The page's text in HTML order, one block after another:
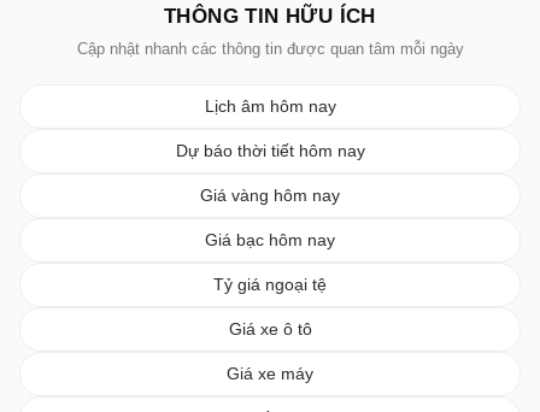
THÔNG TIN HỮU ÍCH
Cập nhật nhanh các thông tin được quan tâm mỗi ngày
Lịch âm hôm nay
Dự báo thời tiết hôm nay
Giá vàng hôm nay
Giá bạc hôm nay
Tỷ giá ngoại tệ
Giá xe ô tô
Giá xe máy